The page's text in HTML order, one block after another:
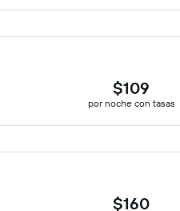
$109
por noche con tasas
$160